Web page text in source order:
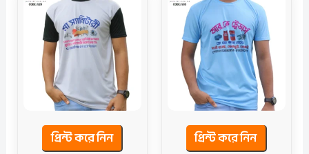
প্রিন্ট করে নিন প্রিন্ট করে নিন